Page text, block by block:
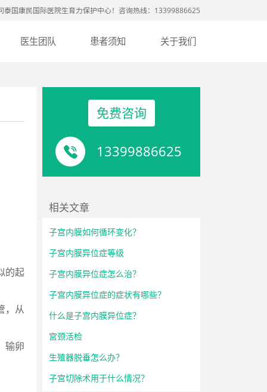
泰国康民国际医院生育力保护中心！咨询热线：13399886625
医生团队 患者须知 关于我们
的起
，从
输卵
免费咨询
13399886625
相关文章
子宫内膜如何循环变化？
子宫内膜异位症等级
子宫内膜异位症怎么治？
子宫内膜异位症的症状有哪些？
什么是子宫内膜异位症？
宫颈活检
生殖器脱垂怎么办？
子宫切除术用于什么情况？